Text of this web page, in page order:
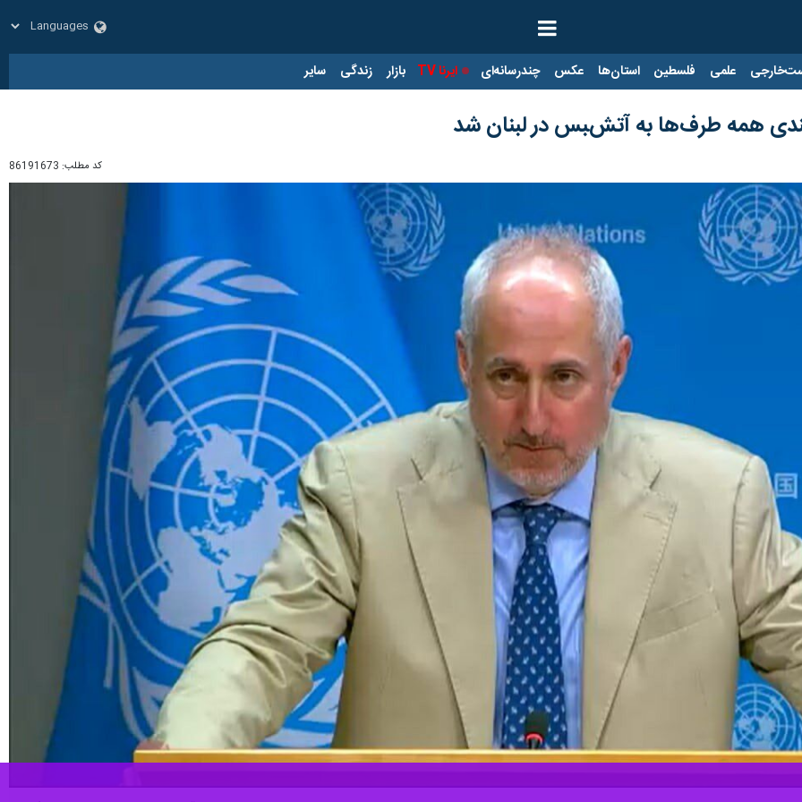
علمی فلسطین استان‌ها عکس چندرسانه‌ای ایرنا TV بازار زندگی سایر
همه طرف‌ها به آتش‌‍بس در لبنان شد
کد مطلب: 86191673